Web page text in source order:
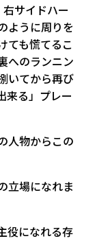
サイドハー
ように周りを
ても慌てるこ
へのランニン
いてから再び
来る」プレー
人物からこの
立場になれま
役になれる存